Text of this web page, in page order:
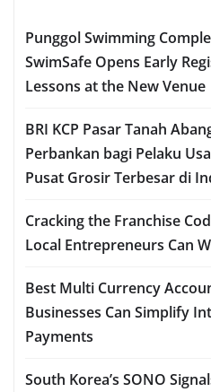
Punggol Swimming
SwimSafe Opens Early
Lessons at the New Venue
BRI KCP Pasar Tanah
Perbankan bagi Pelaku
Pusat Grosir Terbesar di
Cracking the Franchise
Local Entrepreneurs Can
Best Multi Currency
Businesses Can Simplify
Payments
South Korea’s SONO